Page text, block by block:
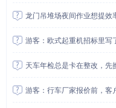
龙门吊堆场夜间作业想提效
游客：欧式起重机招标里写了
天车年检总是卡在整改，先
游客：行车厂家报价前，客户